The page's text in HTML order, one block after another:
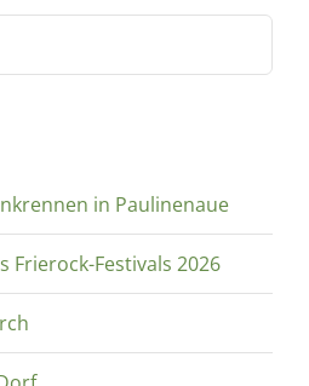
in Paulinenaue
Frierock-Festivals 2026